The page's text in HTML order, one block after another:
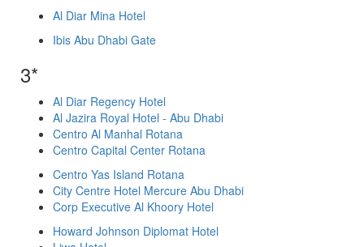
Al Diar Mina Hotel
Ibis Abu Dhabi Gate
3*
Al Diar Regency Hotel
Al Jazira Royal Hotel - Abu Dhabi
Centro Al Manhal Rotana
Centro Capital Center Rotana
Centro Yas Island Rotana
City Centre Hotel Mercure Abu Dhabi
Corp Executive Al Khoory Hotel
Howard Johnson Diplomat Hotel